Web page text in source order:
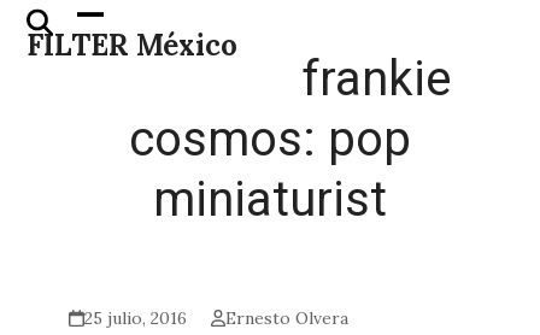
Skip
FILTER México
Open
mobile
Close
mobile
frankie
cosmos: pop
miniaturist
25 julio, 2016
Ernesto Olvera